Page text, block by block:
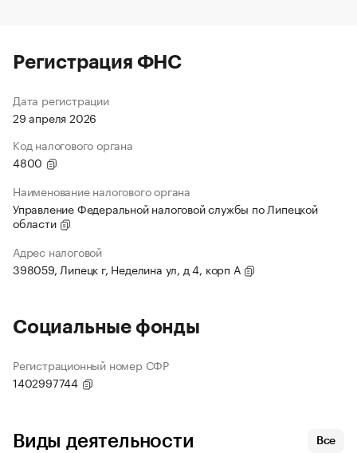
Регистрация ФНС
Дата регистрации
29 апреля 2026
Код налогового органа
4800
Наименование налогового органа
Управление Федеральной налоговой службы по Липецкой
области
Адрес налоговой
398059, Липецк г, Неделина ул, д 4, корп А
Социальные фонды
Регистрационный номер СФР
1402997744
Виды деятельности Все